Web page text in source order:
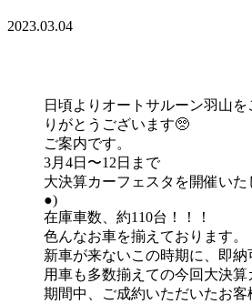
2023.03.04
日頃よりオートサルーン羽山
りがとうございます🥺
ご案内です。
3月4日〜12日まで
大決算カーフェスタを開催いた
●)
在庫車数、約110台！！！
色んなお車を揃えております。
新車が来ないこの時期に、即納
用車も多数揃えての今回大決算
期間中、ご成約いただいたお客